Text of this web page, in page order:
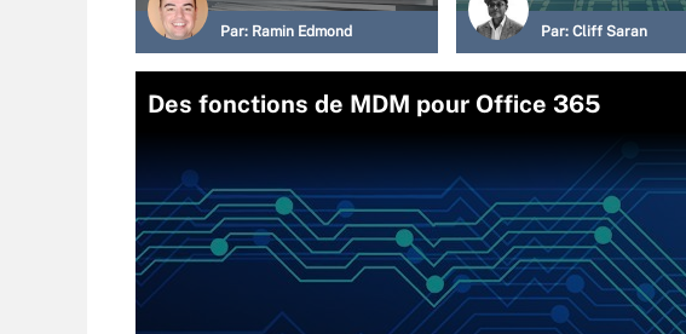
Par: Ramin Edmond Par: Cliff Saran
Des fonctions de MDM pour Office 365